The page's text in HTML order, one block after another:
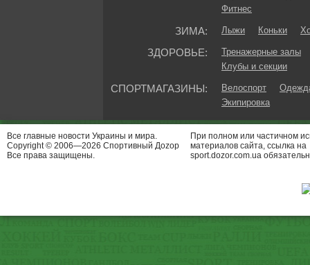
Фитнес
ЗИМА: Лыжи Коньки
ЗДОРОВЬЕ:
Тренажерные залы
Клубы и секции
СПОРТМАГАЗИНЫ: Велоспорт
Экипировка
Все главные новости Украины и мира.
Copyright © 2006—2026 Спортивный Доzор
Все права защищены.
При полном или частичном
материалов сайта, ссылка на
sport.dozor.com.ua